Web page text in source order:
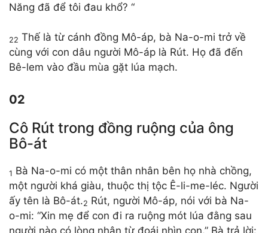
Năng đã để tôi đau khổ? “
22 Thế là từ cánh đồng Mô-áp, bà Na-o-mi trở về
cùng với con dâu người Mô-áp là Rút. Họ đã đến
Bê-lem vào đầu mùa gặt lúa mạch.
02
Cô Rút trong đồng ruộng của ông
Bô-át
1 Bà Na-o-mi có một thân nhân bên họ nhà chồng,
một người khá giàu, thuộc thị tộc Ê-li-me-léc. Người
ấy tên là Bô-át.2 Rút, người Mô-áp, nói với bà Na-
o-mi: “Xin mẹ để con đi ra ruộng mót lúa đằng sau
người nào có lòng nhân từ đoái nhìn con.” Bà trả lời: